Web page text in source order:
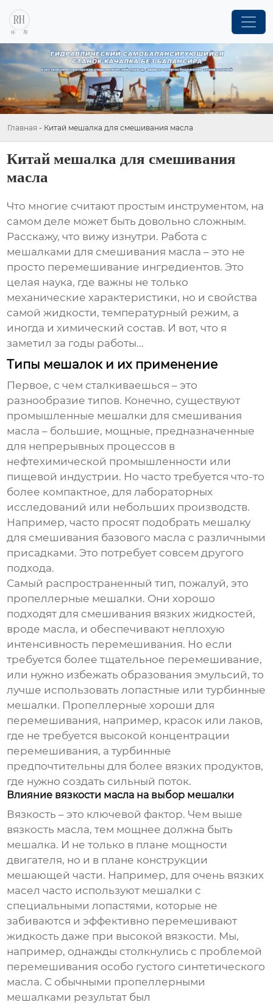
Главная - Китай мешалка для смешивания масла
Китай мешалка для смешивания
масла
Что многие считают простым инструментом, на
самом деле может быть довольно сложным.
Расскажу, что вижу изнутри. Работа с
мешалками для смешивания масла – это не
просто перемешивание ингредиентов. Это
целая наука, где важны не только
механические характеристики, но и свойства
самой жидкости, температурный режим, а
иногда и химический состав. И вот, что я
заметил за годы работы...
Типы мешалок и их применение
Первое, с чем сталкиваешься – это
разнообразие типов. Конечно, существуют
промышленные мешалки для смешивания
масла – большие, мощные, предназначенные
для непрерывных процессов в
нефтехимической промышленности или
пищевой индустрии. Но часто требуется что-то
более компактное, для лабораторных
исследований или небольших производств.
Например, часто просят подобрать мешалку
для смешивания базового масла с различными
присадками. Это потребует совсем другого
подхода.
Самый распространенный тип, пожалуй, это
пропеллерные мешалки. Они хорошо
подходят для смешивания вязких жидкостей,
вроде масла, и обеспечивают неплохую
интенсивность перемешивания. Но если
требуется более тщательное перемешивание,
или нужно избежать образования эмульсий, то
лучше использовать лопастные или турбинные
мешалки. Пропеллерные хороши для
перемешивания, например, красок или лаков,
где не требуется высокой концентрации
перемешивания, а турбинные
предпочтительны для более вязких продуктов,
где нужно создать сильный поток.
Влияние вязкости масла на выбор мешалки
Вязкость – это ключевой фактор. Чем выше
вязкость масла, тем мощнее должна быть
мешалка. И не только в плане мощности
двигателя, но и в плане конструкции
мешающей части. Например, для очень вязких
масел часто используют мешалки с
специальными лопастями, которые не
забиваются и эффективно перемешивают
жидкость даже при высокой вязкости. Мы,
например, однажды столкнулись с проблемой
перемешивания особо густого синтетического
масла. С обычными пропеллерными
мешалками результат был